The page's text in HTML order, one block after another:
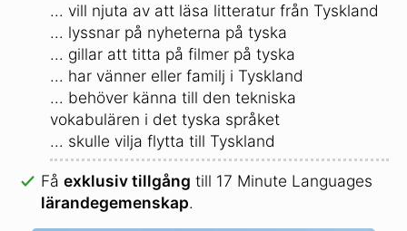
... vill njuta av att läsa litteratur från Tyskland
... lyssnar på nyheterna på tyska
... gillar att titta på filmer på tyska
... har vänner eller familj i Tyskland
... behöver känna till den tekniska
vokabulären i det tyska språket
... skulle vilja flytta till Tyskland
Få exklusiv tillgång till 17 Minute Languages
lärandegemenskap.